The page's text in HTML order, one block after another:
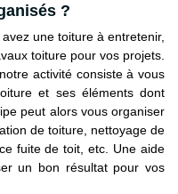
?
une toiture à entretenir,
toiture pour vos projets.
activité consiste à vous
et ses éléments dont
peut alors vous organiser
de toiture, nettoyage de
fuite de toit, etc. Une aide
un bon résultat pour vos